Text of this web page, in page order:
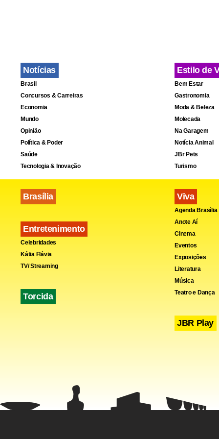
13h –
14h – Visita
19h –
8h30 –
14h –
Expedito
7h30 –
19h –
A
que ainda
fracassado
Notícias
Brasil
Concursos & Carreiras
Economia
Mundo
Opinião
Política & Poder
Saúde
Tecnologia & Inovação
Brasília
Entretenimento
Celebridades
Kátia Flávia
TV/ Streaming
Torcida
Estilo de
Bem Estar
Gastronomia
Moda & Beleza
Molecada
Na Garagem
Notícia Animal
JBr Pets
Turismo
Viva
Agenda Brasília
Anote Aí
Cinema
Eventos
Exposições
Literatura
Música
Teatro e Dança
JBR Play